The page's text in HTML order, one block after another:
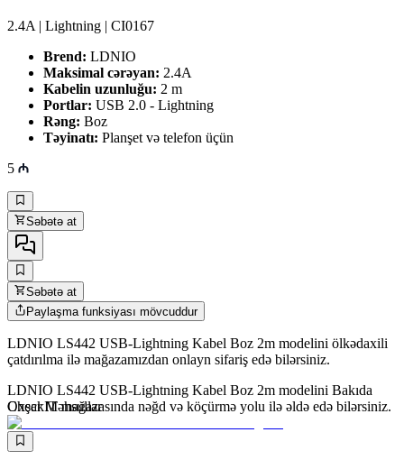
2.4A | Lightning | CI0167
Brend: LDNIO
Maksimal cərəyan: 2.4A
Kabelin uzunluğu: 2 m
Portlar: USB 2.0 - Lightning
Rəng: Boz
Təyinatı: Planşet və telefon üçün
5
Səbətə at
Səbətə at
Paylaşma funksiyası mövcuddur
LDNIO LS442 USB-Lightning Kabel Boz 2m modelini ölkədaxili
çatdırılma ilə mağazamızdan onlayn sifariş edə bilərsiniz.
LDNIO LS442 USB-Lightning Kabel Boz 2m modelini Bakıda
CheckIT mağazasında nəğd və köçürmə yolu ilə əldə edə bilərsiniz.
Oxşar Məhsullar